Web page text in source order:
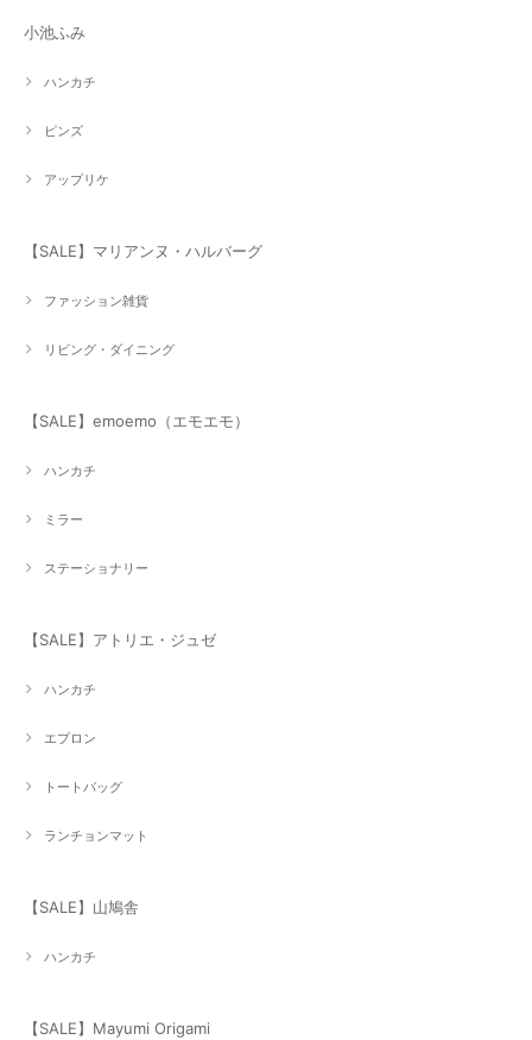
小池ふみ
ハンカチ
ピンズ
アップリケ
【SALE】マリアンヌ・ハルバーグ
ファッション雑貨
リビング・ダイニング
【SALE】emoemo（エモエモ）
ハンカチ
ミラー
ステーショナリー
【SALE】アトリエ・ジュゼ
ハンカチ
エプロン
トートバッグ
ランチョンマット
【SALE】山鳩舎
ハンカチ
【SALE】Mayumi Origami